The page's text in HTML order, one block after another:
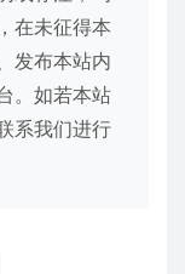
在未征得本
发布本站内
。如若本站
系我们进行